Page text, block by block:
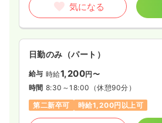
気になる
日勤のみ（パート）
給与 時給1,200円〜
時間 8:30～18:00 （休憩90分）
第二新卒可
時給1,200円以上可